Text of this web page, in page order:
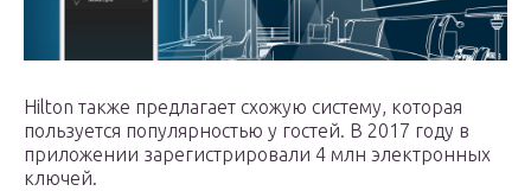
Hilton также предлагает схожую систему, которая
пользуется популярностью у гостей. В 2017 году в
приложении зарегистрировали 4 млн электронных
ключей.